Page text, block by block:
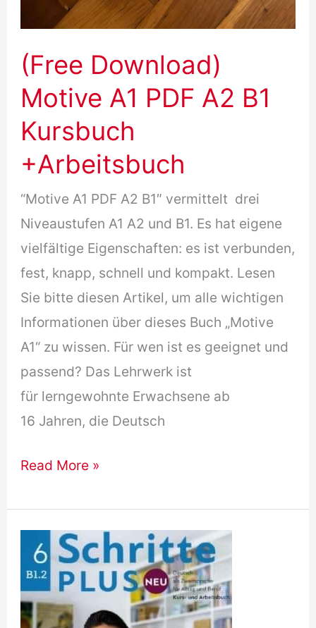
(Free Download)
Motive A1 PDF A2 B1
Kursbuch
+Arbeitsbuch
“Motive A1 PDF A2 B1″ vermittelt drei
Niveaustufen A1 A2 und B1. Es hat eigene
vielfältige Eigenschaften: es ist verbunden,
fest, knapp, schnell und kompakt. Lesen
Sie bitte diesen Artikel, um alle wichtigen
Informationen über dieses Buch „Motive
A1“ zu wissen. Für wen ist es geeignet und
passend? Das Lehrwerk ist
für lerngewohnte Erwachsene ab
16 Jahren, die Deutsch
(Free
Motive
PDF
A2
B1
Read More »